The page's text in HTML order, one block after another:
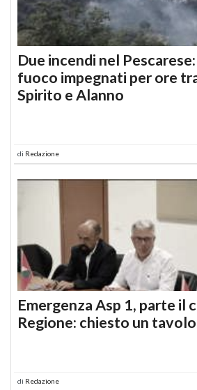
Due incendi nel
fuoco impegnati per ore
Spirito e Alanno
di Redazione
Emergenza Asp 1, parte il
Regione: chiesto un
di Redazione